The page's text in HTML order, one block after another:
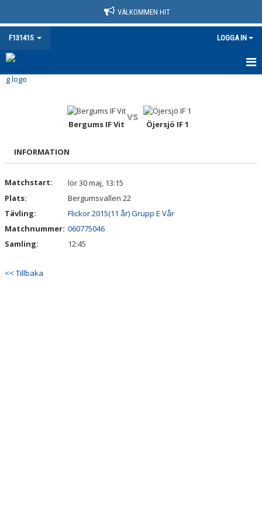
VÄLKOMMEN HIT
F131415 LOGGA IN
HEM
MATCHER
TRUPPEN
BILDGALLERI
Bergums IF Vit
vs
Öjersjö IF 1
INFORMATION
Matchstart:
lör 30 maj, 13:15
Plats:
Bergumsvallen 22
Tävling:
Flickor 2015(11 år) Grupp E Vår
Matchnummer: 060775046
Samling:
12:45
<< Tillbaka